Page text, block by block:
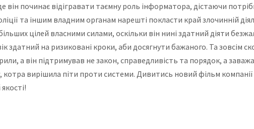
він починає відігравати таємну роль інформатора, дістаючи
та іншим владним органам нарешті покласти край злочинній
цілей власними силами, оскільки він нині здатний діяти
здатний на ризиковані кроки, аби досягнути бажаного. Та зовсім
а він підтримував не закон, справедливість та порядок, а
котра вирішила піти проти системи. Дивитись новий фільм